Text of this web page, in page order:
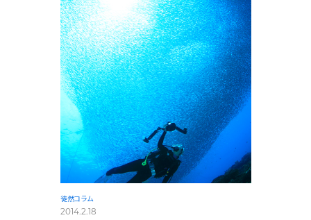
徒然コラム
2014.2.18